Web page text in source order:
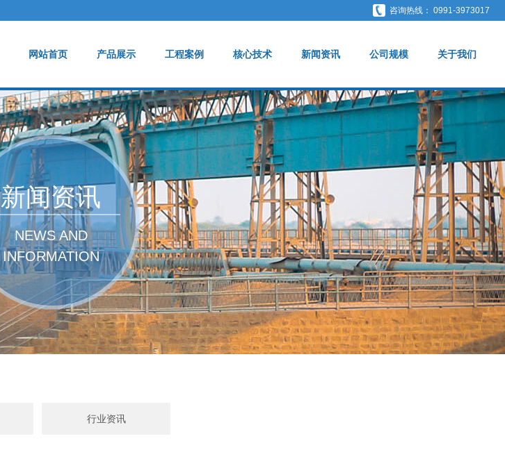
咨询热线： 0991-3973017
网站首页 产品展示 工程案例 核心技术 新闻资讯 公司规模 关于我们
新闻资讯
NEWS AND
INFORMATION
行业资讯